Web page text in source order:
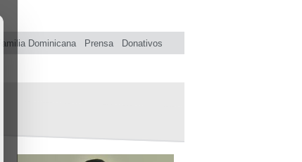
Familia Dominicana Prensa Donativos